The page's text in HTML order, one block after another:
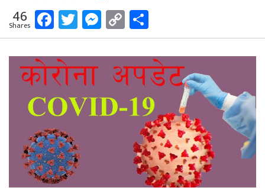
46
Shares Facebook
Twitter
Messenger
Copy
Link